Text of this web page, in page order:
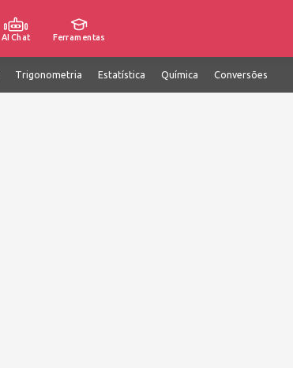
AI Chat Ferramentas
Trigonometria Estatística Química Conversões